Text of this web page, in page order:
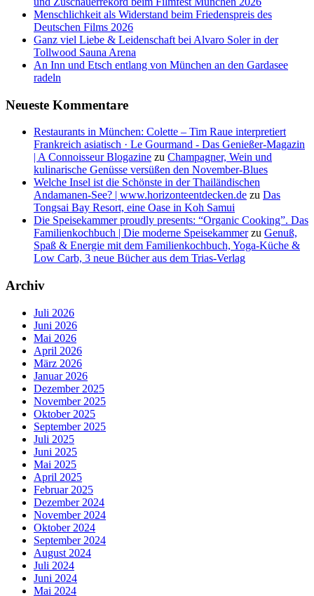
Menschlichkeit als Widerstand beim Friedenspreis des
Deutschen Films 2026
Ganz viel Liebe & Leidenschaft bei Alvaro Soler in der
Tollwood Sauna Arena
An Inn und Etsch entlang von München an den Gardasee
radeln
Neueste Kommentare
Restaurants in München: Colette – Tim Raue interpretiert
Frankreich asiatisch · Le Gourmand - Das Genießer-Magazin
| A Connoisseur Blogazine zu Champagner, Wein und
kulinarische Genüsse versüßen den November-Blues
Welche Insel ist die Schönste in der Thailändischen
Andamanen-See? | www.horizonteentdecken.de zu Das
Tongsai Bay Resort, eine Oase in Koh Samui
Die Speisekammer proudly presents: “Organic Cooking”. Das
Familienkochbuch | Die moderne Speisekammerzu Genuß,
Spaß & Energie mit dem Familienkochbuch, Yoga-Küche &
Low Carb, 3 neue Bücher aus dem Trias-Verlag
Archiv
Juli 2026
Juni 2026
Mai 2026
April 2026
März 2026
Januar 2026
Dezember 2025
November 2025
Oktober 2025
September 2025
Juli 2025
Juni 2025
Mai 2025
April 2025
Februar 2025
Dezember 2024
November 2024
Oktober 2024
September 2024
August 2024
Juli 2024
Juni 2024
Mai 2024